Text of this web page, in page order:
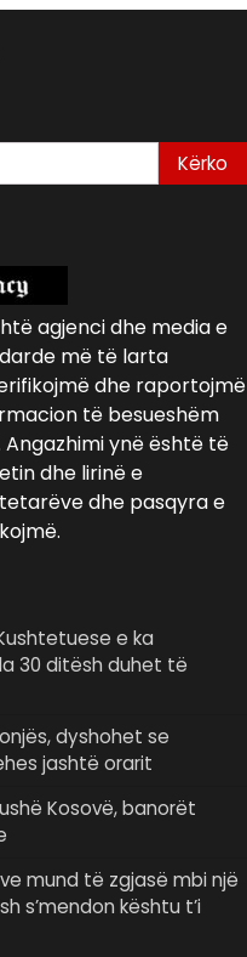
agjenci dhe media e
më të larta
dhe raportojmë
të besueshëm
ynë është të
dhe lirinë e
dhe pasqyra e
e ka
30 ditësh duhet të
dyshohet se
jashtë orarit
Kosovë, banorët
mund të zgjasë mbi një
s’mendon kështu t’i